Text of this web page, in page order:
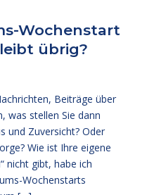
Wochenstart
übrig?
Beiträge über
was stellen Sie dann
und Zuversicht? Oder
Wie ist Ihre eigene
nicht gibt, habe ich
Wochenstarts